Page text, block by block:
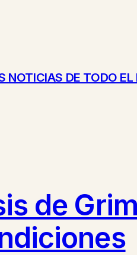
NOTICIAS DE TODO
de